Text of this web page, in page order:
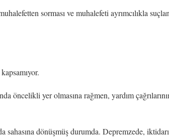
sorması ve muhalefeti ayrımcılıkla
öncelikli yer olmasına rağmen, yardım
sahasına dönüşmüş durumda. Depremzede,